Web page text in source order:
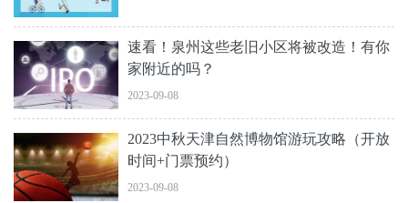
速看！泉州这些老旧小区将被改造！有你
家附近的吗？
2023-09-08
2023中秋天津自然博物馆游玩攻略（开放
时间+门票预约）
2023-09-08